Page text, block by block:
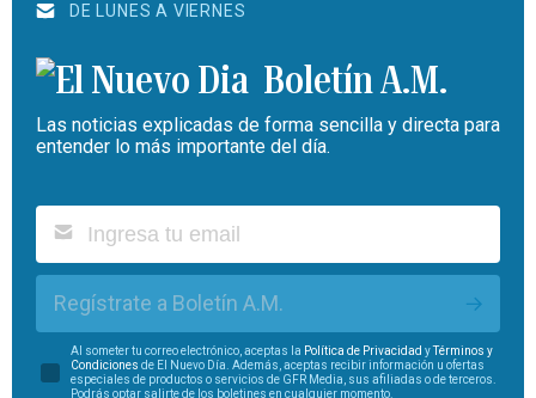
DE LUNES A VIERNES
Boletín A.M.
Las noticias explicadas de forma sencilla y directa para
entender lo más importante del día.
Regístrate a Boletín A.M.
Al someter tu correo electrónico, aceptas la Política de Privacidad y
Términos y
Condiciones de El Nuevo Día. Además, aceptas recibir información u ofertas
especiales de productos o servicios de GFR Media, sus afiliadas o de terceros.
Podrás optar salirte de los boletines en cualquier momento.